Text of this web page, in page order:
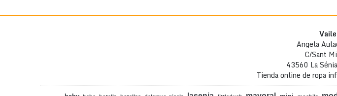
Angela
C/Sant
43560 La
Tienda online de ropa